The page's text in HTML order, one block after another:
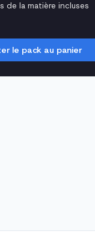
de la matière incluses
le pack au panier